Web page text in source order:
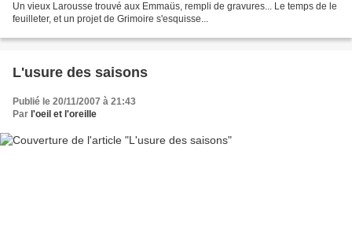
Un vieux Larousse trouvé aux Emmaüs, rempli de gravures... Le temps de le
feuilleter, et un projet de Grimoire s'esquisse...
L'usure des saisons
Publié le 20/11/2007 à 21:43
Par l'oeil et l'oreille